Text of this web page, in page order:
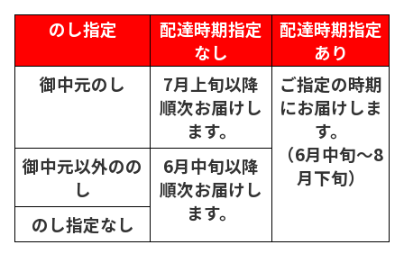
のし指定
配達時期指定
なし
配達時期指定
あり
御中元のし
7月上旬以降
順次お届けし
ます。
ご指定の時期
にお届けしま
す。
（6月中旬～8
月下旬）
御中元以外のの
し
6月中旬以降
順次お届けし
ます。
のし指定なし